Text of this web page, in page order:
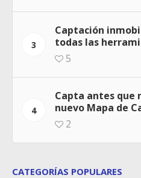
3
Captación
todas las
5
4
Capta antes que
nuevo Mapa de
2
CATEGORÍAS POPULARES